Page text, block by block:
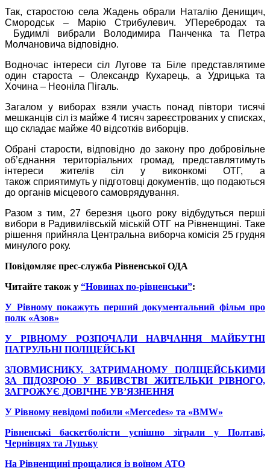
Так, старостою села Жадень обрали Наталію Денищич,
Смородськ – Марію Стрибулевич. УПеребродах та
Будимлі вибрали Володимира Панченка та Петра
Молчановича відповідно.
Водночас інтереси сіл Лугове та Біле представлятиме
один староста – Олександр Кухарець, а Удрицька та
Хочина – Неоніла Пігаль.
Загалом у виборах взяли участь понад півтори тисячі
мешканців сіл із майже 4 тисяч зареєстрованих у списках,
що складає майже 40 відсотків виборців.
Обрані старости, відповідно до закону про добровільне
об’єднання територіальних громад, представлятимуть
інтереси жителів сіл у виконкомі ОТГ, а
також сприятимуть у підготовці документів, що подаються
до органів місцевого самоврядування.
Разом з тим, 27 березня цього року відбудуться перші
вибори в Радивилівській міській ОТГ на Рівненщині. Таке
рішення прийняла Центральна виборча комісія 25 грудня
минулого року.
Повідомляє прес-служба Рівненської ОДА
Читайте також у “Новинах по-рівненськи”:
У Рівному покажуть перший документальний фільм про
полк «Азов»
У РІВНОМУ РОЗПОЧАЛИ НАВЧАННЯ МАЙБУТНІ
ПАТРУЛЬНІ ПОЛІЦЕЙСЬКІ
ЗЛОВМИСНИКУ, ЗАТРИМАНОМУ ПОЛІЦЕЙСЬКИМИ
ЗА ПІДОЗРОЮ У ВБИВСТВІ ЖИТЕЛЬКИ РІВНОГО,
ЗАГРОЖУЄ ДОВІЧНЕ УВ’ЯЗНЕННЯ
У Рівному невідомі побили «Mercedes» та «BMW»
Рівненські баскетболісти успішно зіграли у Полтаві,
Чернівцях та Луцьку
На Рівненщині прощалися із воїном АТО